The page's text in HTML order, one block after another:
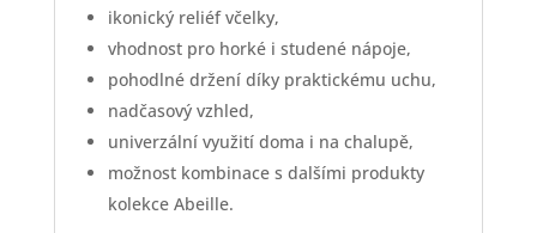
ikonický reliéf včelky,
vhodnost pro horké i studené nápoje,
pohodlné držení díky praktickému uchu,
nadčasový vzhled,
univerzální využití doma i na chalupě,
možnost kombinace s dalšími produkty
kolekce Abeille.